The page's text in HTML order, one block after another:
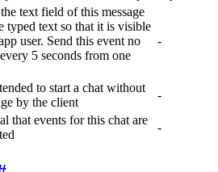
text field of this message
typed text so that it is visible
user. Send this event no
5 seconds from one
-
to start a chat without
by the client
-
that events for this chat are
-